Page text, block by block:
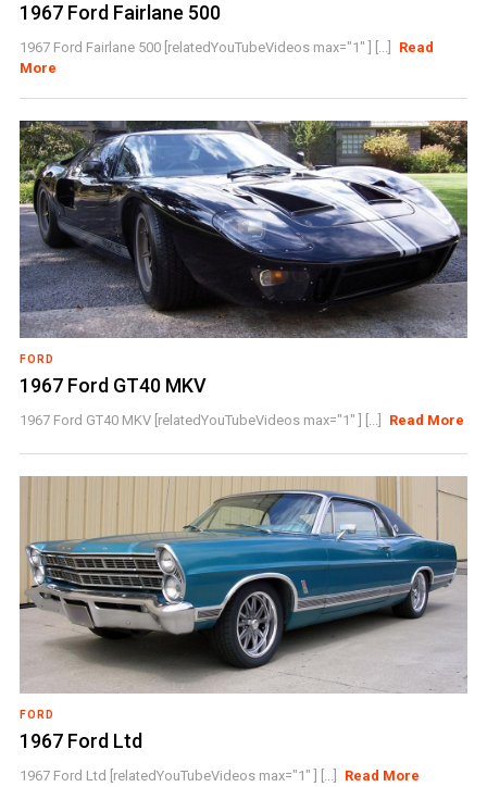
1967 Ford Fairlane 500
1967 Ford Fairlane 500 [relatedYouTubeVideos max="1" ] [...]
Read
More
FORD
1967 Ford GT40 MKV
1967 Ford GT40 MKV [relatedYouTubeVideos max="1" ] [...] Read More
FORD
1967 Ford Ltd
1967 Ford Ltd [relatedYouTubeVideos max="1" ] [...] Read More